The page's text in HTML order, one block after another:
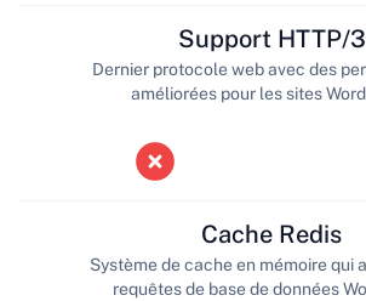
Support HTTP/3
Dernier protocole web avec des
améliorées pour les sites
Cache Redis
Système de cache en mémoire qui
requêtes de base de données